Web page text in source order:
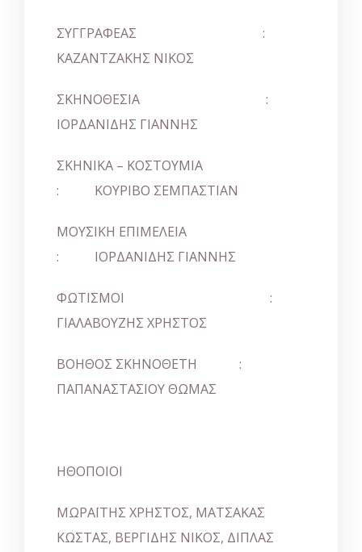
ΣΥΓΓΡΑΦΕΑΣ :
ΚΑΖΑΝΤΖΑΚΗΣ ΝΙΚΟΣ
ΣΚΗΝΟΘΕΣΙΑ :
ΙΟΡΔΑΝΙΔΗΣ ΓΙΑΝΝΗΣ
ΣΚΗΝΙΚΑ – ΚΟΣΤΟΥΜΙΑ
: ΚΟΥΡΙΒΟ ΣΕΜΠΑΣΤΙΑΝ
ΜΟΥΣΙΚΗ ΕΠΙΜΕΛΕΙΑ
: ΙΟΡΔΑΝΙΔΗΣ ΓΙΑΝΝΗΣ
ΦΩΤΙΣΜΟΙ :
ΓΙΑΛΑΒΟΥΖΗΣ ΧΡΗΣΤΟΣ
ΒΟΗΘΟΣ ΣΚΗΝΟΘΕΤΗ :
ΠΑΠΑΝΑΣΤΑΣΙΟΥ ΘΩΜΑΣ
ΗΘΟΠΟΙΟΙ
ΜΩΡΑΪΤΗΣ ΧΡΗΣΤΟΣ, ΜΑΤΣΑΚΑΣ
ΚΩΣΤΑΣ, ΒΕΡΓΙΔΗΣ ΝΙΚΟΣ, ΔΙΠΛΑΣ